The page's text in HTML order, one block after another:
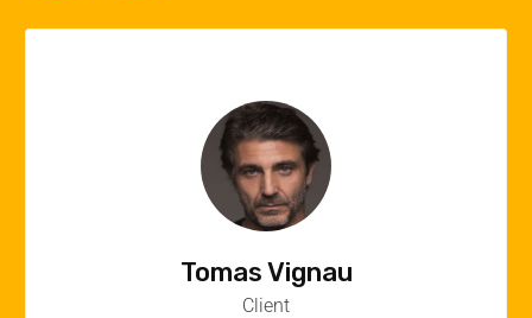
Vincent Quere
Client